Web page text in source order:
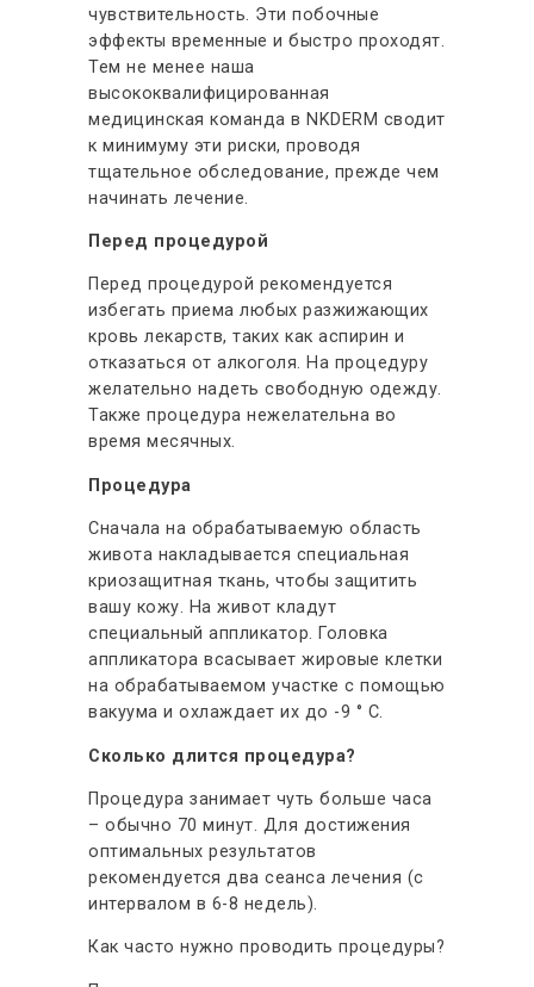
чувствительность. Эти побочные
эффекты временные и быстро проходят.
Тем не менее наша
высококвалифицированная
медицинская команда в NKDERM сводит
к минимуму эти риски, проводя
тщательное обследование, прежде чем
начинать лечение.
Перед процедурой
Перед процедурой рекомендуется
избегать приема любых разжижающих
кровь лекарств, таких как аспирин и
отказаться от алкоголя. На процедуру
желательно надеть свободную одежду.
Также процедура нежелательна во
время месячных.
Процедура
Сначала на обрабатываемую область
живота накладывается специальная
криозащитная ткань, чтобы защитить
вашу кожу. На живот кладут
специальный аппликатор. Головка
аппликатора всасывает жировые клетки
на обрабатываемом участке с помощью
вакуума и охлаждает их до -9 ° C.
Сколько длится процедура?
Процедура занимает чуть больше часа
– обычно 70 минут. Для достижения
оптимальных результатов
рекомендуется два сеанса лечения (с
интервалом в 6-8 недель).
Как часто нужно проводить процедуры?